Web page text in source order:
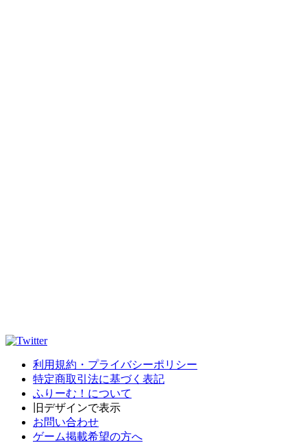
利用規約・プライバシーポリシー
特定商取引法に基づく表記
ふりーむ！について
旧デザインで表示
お問い合わせ
ゲーム掲載希望の方へ